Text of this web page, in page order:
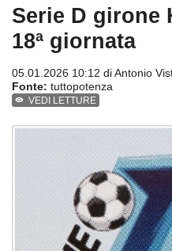
Serie D girone
18ª giornata
05.01.2026 10:12 diAntonio
Fonte: tuttopotenza
VEDI LETTURE